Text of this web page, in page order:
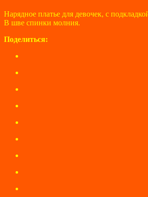
Нарядное платье для девочек, с
В шве спинки молния.
Поделиться: